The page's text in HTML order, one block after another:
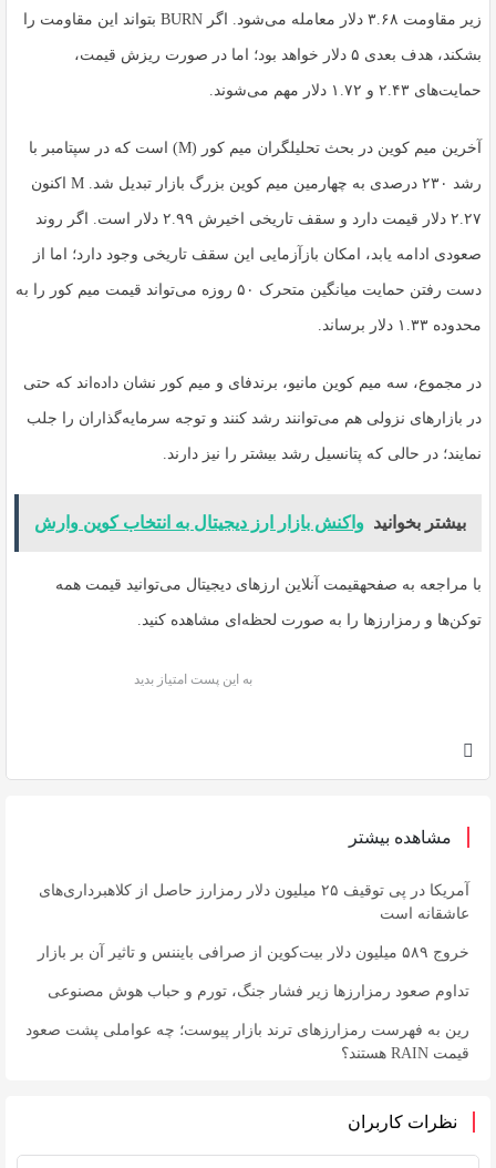
زیر مقاومت ۳.۶۸ دلار معامله می‌شود. اگر BURN بتواند این مقاومت را
بشکند، هدف بعدی ۵ دلار خواهد بود؛ اما در صورت ریزش قیمت،
حمایت‌های ۲.۴۳ و ۱.۷۲ دلار مهم می‌شوند.
آخرین میم کوین در بحث تحلیلگران میم ‌کور (M) است که در سپتامبر با
رشد ۲۳۰ درصدی به چهارمین میم ‌کوین بزرگ بازار تبدیل شد. M اکنون
۲.۲۷ دلار قیمت دارد و سقف تاریخی اخیرش ۲.۹۹ دلار است. اگر روند
صعودی ادامه یابد، امکان بازآزمایی این سقف تاریخی وجود دارد؛ اما از
دست رفتن حمایت میانگین متحرک ۵۰ روزه می‌تواند قیمت میم کور را به
محدوده ۱.۳۳ دلار برساند.
در مجموع، سه میم ‌کوین مانیو، برندفای و میم کور نشان داده‌اند که حتی
در بازارهای نزولی هم می‌توانند رشد کنند و توجه سرمایه‌گذاران را جلب
نمایند؛ در حالی که پتانسیل رشد بیشتر را نیز دارند.
بیشتر بخوانید واکنش بازار ارز دیجیتال به انتخاب کوین وارش
با مراجعه به صفحهقیمت آنلاین ارزهای دیجیتال می‌توانید قیمت همه
توکن‌ها و رمزارزها را به صورت لحظه‌ای مشاهده کنید.
به این پست امتیاز بدید
مشاهده بیشتر
آمریکا در پی توقیف ۲۵ میلیون دلار رمزارز حاصل از کلاهبرداری‌های
عاشقانه است
خروج ۵۸۹ میلیون دلار بیت‌کوین از صرافی بایننس و تاثیر آن بر بازار
تداوم صعود رمزارزها زیر فشار جنگ، تورم و حباب هوش مصنوعی
رین به فهرست رمزارزهای ترند بازار پیوست؛ چه عواملی پشت صعود
قیمت RAIN هستند؟
نظرات کاربران